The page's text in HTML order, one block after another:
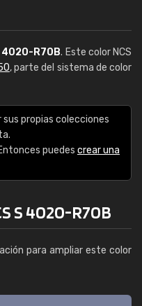
4020-R70B. Este color NCS
, parte del sistema de color
propias colecciones
puedes crear una
S 4020-R70B
para ampliar este color